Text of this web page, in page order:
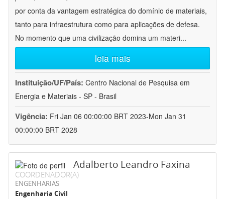
por conta da vantagem estratégica do domínio de materiais,
tanto para infraestrutura como para aplicações de defesa.
No momento que uma civilização domina um materi...
leia mais
Instituição/UF/País: Centro Nacional de Pesquisa em
Energia e Materiais - SP - Brasil
Vigência: Fri Jan 06 00:00:00 BRT 2023-Mon Jan 31
00:00:00 BRT 2028
Adalberto Leandro Faxina
COORDENADOR(A)
ENGENHARIAS
Engenharia Civil